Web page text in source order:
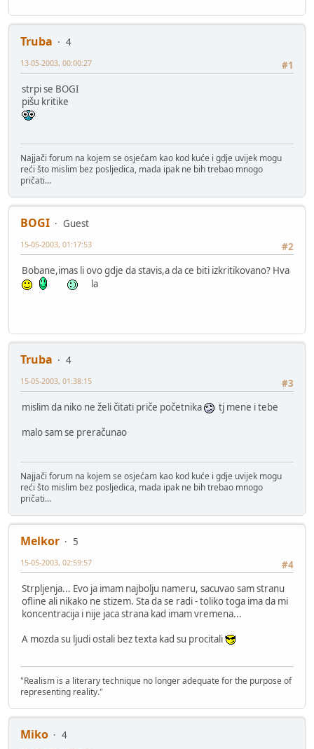
Truba
4
#1
13-05-2003, 00:00:27
strpi se BOGI
pišu kritike
Najjači forum na kojem se osjećam kao kod kuće i gdje uvijek mogu
reći što mislim bez posljedica, mada ipak ne bih trebao mnogo
pričati...
BOGI
Guest
#2
15-05-2003, 01:17:53
Bobane,imas li ovo gdje da stavis,a da ce biti izkritikovano? Hva
la
Truba
4
#3
15-05-2003, 01:38:15
mislim da niko ne želi čitati priče početnika
tj mene i tebe
malo sam se preračunao
Najjači forum na kojem se osjećam kao kod kuće i gdje uvijek mogu
reći što mislim bez posljedica, mada ipak ne bih trebao mnogo
pričati...
Melkor
5
#4
15-05-2003, 02:59:57
Strpljenja... Evo ja imam najbolju nameru, sacuvao sam stranu
ofline ali nikako ne stizem. Sta da se radi - toliko toga ima da mi
koncentracija i nije jaca strana kad imam vremena...
A mozda su ljudi ostali bez texta kad su procitali
"Realism is a literary technique no longer adequate for the purpose of
representing reality."
Miko
4